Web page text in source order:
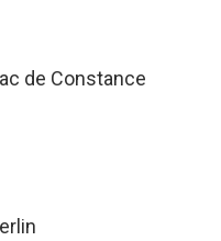
de Constance